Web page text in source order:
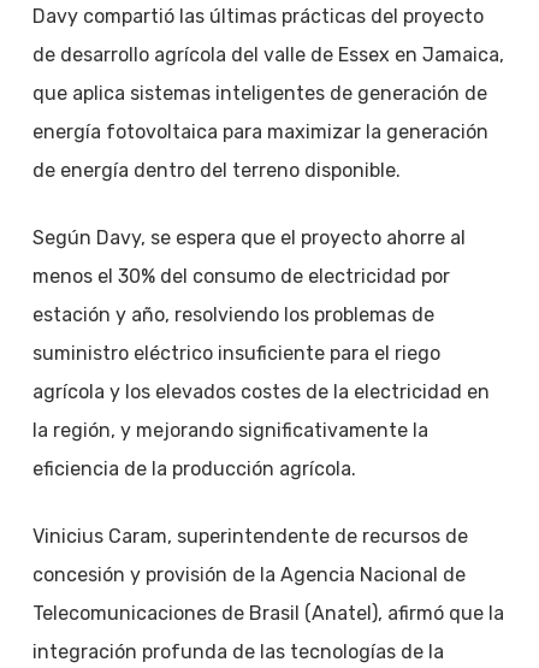
Davy compartió las últimas prácticas del proyecto
de desarrollo agrícola del valle de Essex en Jamaica,
que aplica sistemas inteligentes de generación de
energía fotovoltaica para maximizar la generación
de energía dentro del terreno disponible.
Según Davy, se espera que el proyecto ahorre al
menos el 30% del consumo de electricidad por
estación y año, resolviendo los problemas de
suministro eléctrico insuficiente para el riego
agrícola y los elevados costes de la electricidad en
la región, y mejorando significativamente la
eficiencia de la producción agrícola.
Vinicius Caram, superintendente de recursos de
concesión y provisión de la Agencia Nacional de
Telecomunicaciones de Brasil (Anatel), afirmó que la
integración profunda de las tecnologías de la